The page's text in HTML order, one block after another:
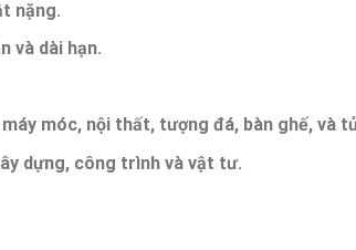
nặng.
và dài hạn.
móc, nội thất, tượng đá, bàn ghế, và
dựng, công trình và vật tư.